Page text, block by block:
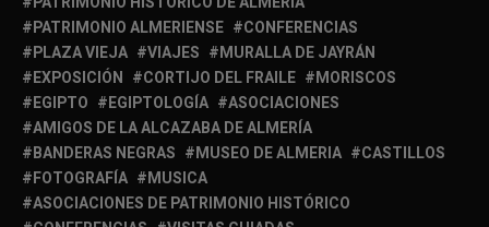
PATRIMONIO ALMERIENSE
CONFERENCIAS
PLAZA VIEJA
VIAJES
MURALLA DE JAYRÁN
EXPOSICIÓN
CORTIJO DEL FRAILE
MORISCOS
EGIPTO
EGIPTOLOGÍA
ASOCIACIONES
AMIGOS DE LA ALCAZABA DE ALMERÍA
BANDERAS NEGRAS
MUSEO DE ALMERIA
CASTILLOS
FOTOGRAFÍA
MUSICA
ASOCIACIONES DE PATRIMONIO HISTÓRICO